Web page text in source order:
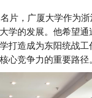
片，广厦大学作为
学的发展。他希望
打造成为东阳统战
心竞争力的重要路径